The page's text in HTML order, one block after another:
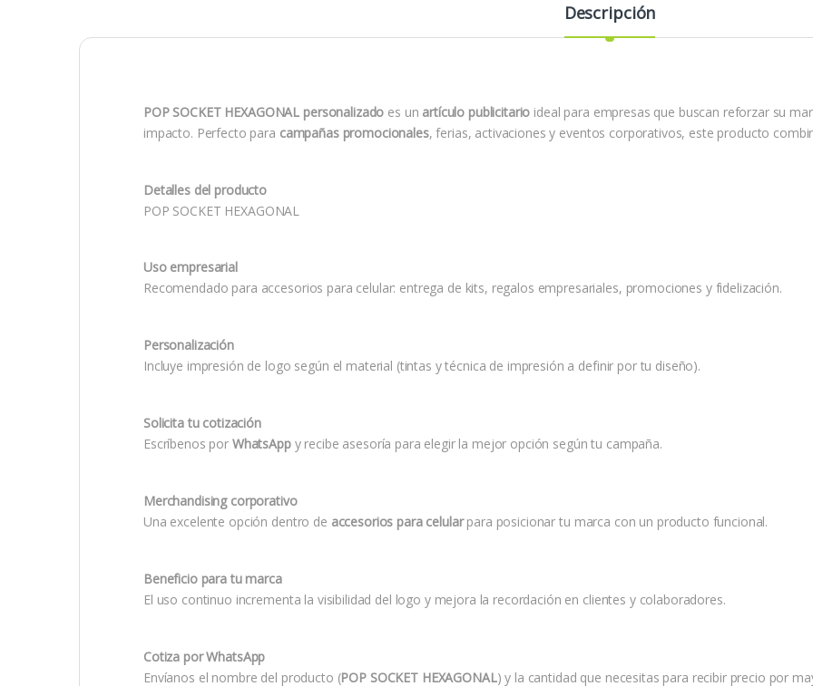
Descripción
POP SOCKET HEXAGONAL personalizado es un artículo publicitario ideal para empresas que buscan reforzar su
impacto. Perfecto para campañas promocionales, ferias, activaciones y eventos corporativos, este producto
Detalles del producto
POP SOCKET HEXAGONAL
Uso empresarial
Recomendado para accesorios para celular: entrega de kits, regalos empresariales, promociones y fidelización.
Personalización
Incluye impresión de logo según el material (tintas y técnica de impresión a definir por tu diseño).
Solicita tu cotización
Escríbenos por WhatsAppy recibe asesoría para elegir la mejor opción según tu campaña.
Merchandising corporativo
Una excelente opción dentro de accesorios para celularpara posicionar tu marca con un producto funcional.
Beneficio para tu marca
El uso continuo incrementa la visibilidad del logo y mejora la recordación en clientes y colaboradores.
Cotiza por WhatsApp
Envíanos el nombre del producto (POP SOCKET HEXAGONAL) y la cantidad que necesitas para recibir precio por